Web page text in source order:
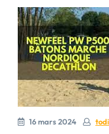
16 mars 2024